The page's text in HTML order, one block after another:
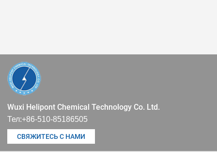
Wuxi Helipont Chemical Technology Co. Ltd.
Тел:+86-510-85186505
СВЯЖИТЕСЬ С НАМИ